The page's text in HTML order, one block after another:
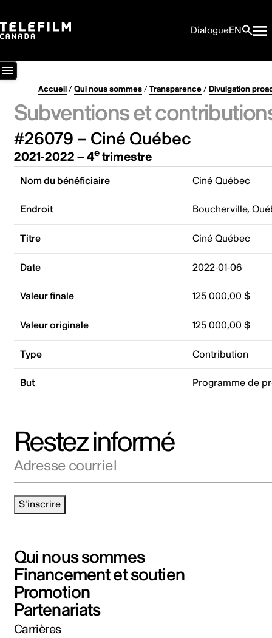
DialogueEN
Accueil/Qui nous sommes/Transparence/Divulgation
Subventions et
#26079 – Ciné Québec
2021-2022 – 4etrimestre
Nom du bénéficiaire Ciné Québec
Endroit Boucherville,
Titre Ciné Québec
Date 2022-01-06
Valeur finale 125 000,00 $
Valeur originale 125 000,00 $
Type Contribution
But Programme de
Restez informé
S'inscrire
Qui nous sommes
Financement et soutien
Promotion
Partenariats
Carrières